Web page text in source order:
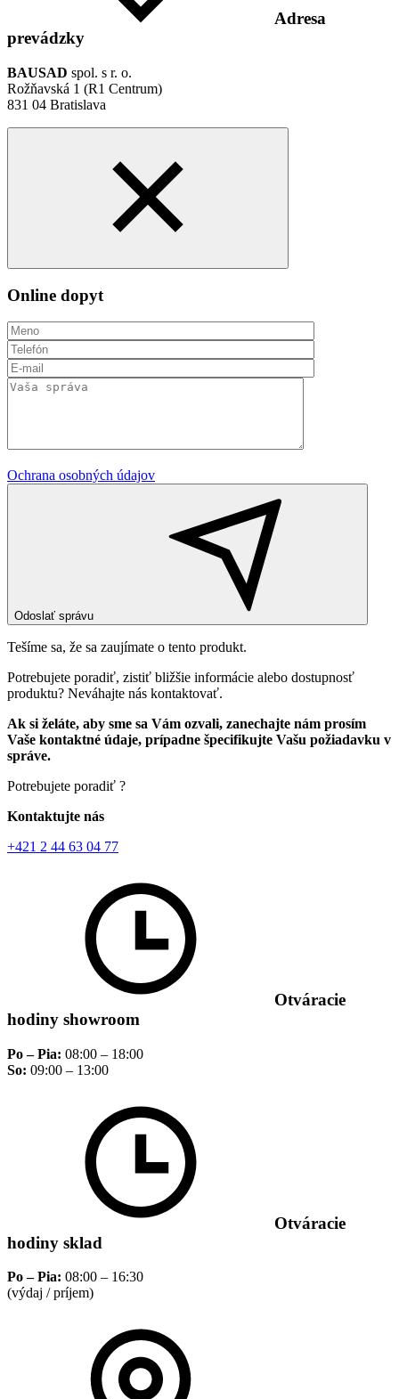
Adresa
prevádzky
BAUSAD spol. s r. o.
Rožňavská 1 (R1 Centrum)
831 04 Bratislava
Online dopyt
Ochrana osobných údajov
Odoslať správu
Tešíme sa, že sa zaujímate o tento produkt.
Potrebujete poradiť, zistiť bližšie informácie alebo dostupnosť
produktu? Neváhajte nás kontaktovať.
Ak si želáte, aby sme sa Vám ozvali, zanechajte nám prosím
Vaše kontaktné údaje, prípadne špecifikujte Vašu požiadavku v
správe.
Potrebujete poradiť ?
Kontaktujte nás
+421 2 44 63 04 77
Otváracie
hodiny showroom
Po – Pia: 08:00 – 18:00
So: 09:00 – 13:00
Otváracie
hodiny sklad
Po – Pia: 08:00 – 16:30
(výdaj / príjem)